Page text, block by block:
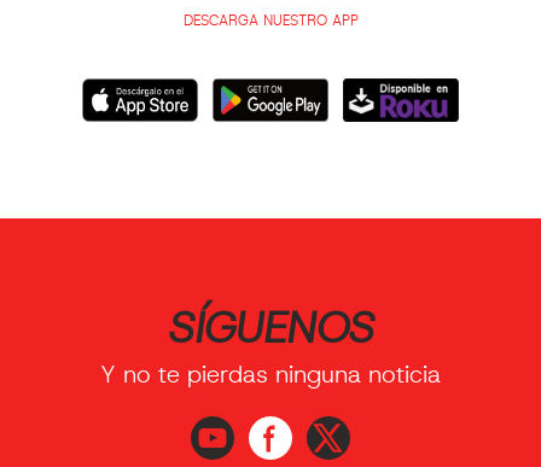
DESCARGA NUESTRO APP
SÍGUENOS
Y no te pierdas ninguna noticia